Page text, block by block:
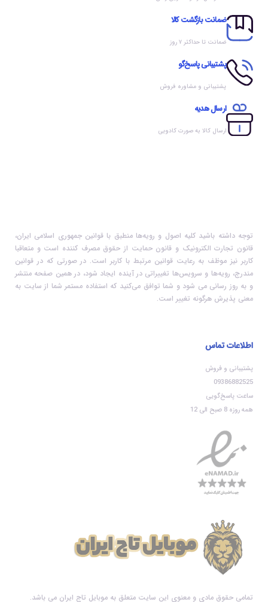
ضمانت بازگشت کالا
ضمانت تا حداکثر ۷ روز
پشتیبانی پاسخ‌گو
پشتیبانی و مشاوره فروش
ارسال هدیه
ارسال کالا به صورت کادویی
توجه داشته باشید کلیه اصول و رویه‏‌ها منطبق با قوانین جمهوری اسلامی ایران،
قانون تجارت الکترونیک و قانون حمایت از حقوق مصرف کننده است و متعاقبا
کاربر نیز موظف به رعایت قوانین مرتبط با کاربر است. در صورتی که در قوانین
مندرج، رویه‏‌ها و سرویس‏‌ها تغییراتی در آینده ایجاد شود، در همین صفحه منتشر
و به روز رسانی می شود و شما توافق می‏‌کنید که استفاده مستمر شما از سایت به
معنی پذیرش هرگونه تغییر است.
اطلاعات تماس
پشتیبانی و فروش
09386882525
ساعت پاسخ‌گویی
همه روزه 8 صبح الی 12
تمامی حقوق مادی و معنوی این سایت متعلق به موبایل تاج ایران می باشد.